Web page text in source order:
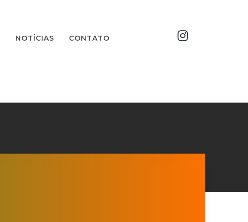
NOTÍCIAS CONTATO